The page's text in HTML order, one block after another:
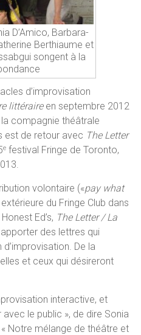
D’Amico, Barbara-
Berthiaume et
songent à la
d’improvisation
littéraire en septembre 2012
compagnie théâtrale
est de retour avec The Letter
e festival Fringe de Toronto,
volontaire («pay what
du Fringe Club dans
Ed’s, The Letter / La
des lettres qui
De la
et ceux qui désireront
interactive, et
le public », de dire Sonia
Notre mélange de théâtre et